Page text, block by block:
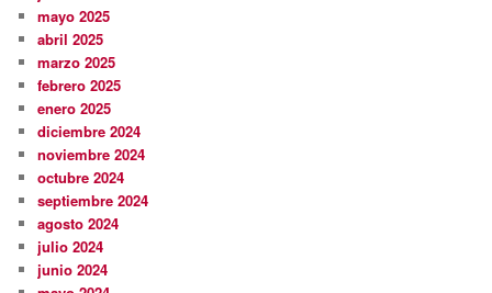
mayo 2025
abril 2025
marzo 2025
febrero 2025
enero 2025
diciembre 2024
noviembre 2024
octubre 2024
septiembre 2024
agosto 2024
julio 2024
junio 2024